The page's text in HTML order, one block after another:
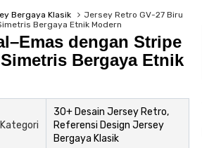
Bergaya Klasik
Jersey Retro GV-27 Biru
Bergaya Etnik Modern
dengan Stripe
Bergaya Etnik
Kategori
30+ Desain Jersey Retro,
Referensi Design Jersey
Bergaya Klasik